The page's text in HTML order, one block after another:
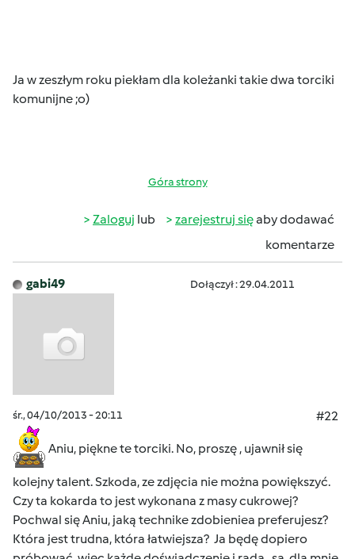
Ja w zeszłym roku piekłam dla koleżanki takie dwa torciki
komunijne ;o)
Góra strony
Zaloguj lub zarejestruj sięaby dodawać
komentarze
gabi49 Dołączył : 29.04.2011
śr., 04/10/2013 - 20:11 #22
Aniu, piękne te torciki. No, proszę , ujawnił się
kolejny talent. Szkoda, ze zdjęcia nie można powiększyć.
Czy ta kokarda to jest wykonana z masy cukrowej?
Pochwal się Aniu, jaką technike zdobieniea preferujesz?
Która jest trudna, która łatwiejsza? Ja będę dopiero